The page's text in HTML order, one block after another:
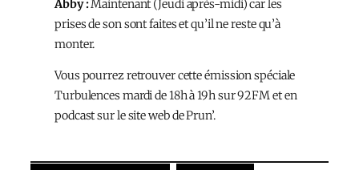
Abby :Maintenant (Jeudi après-midi) car les
prises de son sont faites et qu’il ne reste qu’à
monter.
Vous pourrez retrouver cette émission spéciale
Turbulences mardi de 18h à 19h sur 92FM et en
podcast sur le site web de Prun’.